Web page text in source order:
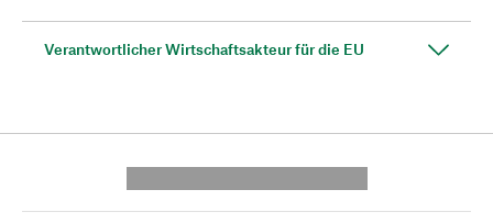
Verantwortlicher Wirtschaftsakteur für die EU